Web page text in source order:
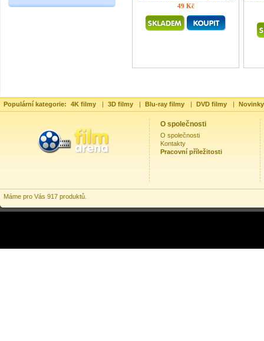
49 Kč
Populární kategorie: 4K filmy | 3D filmy | Blu-ray filmy | DVD filmy |
O společnosti
O společnosti
Kontakty
Pracovní příležitosti
Máme pro Vás 917 produktů.